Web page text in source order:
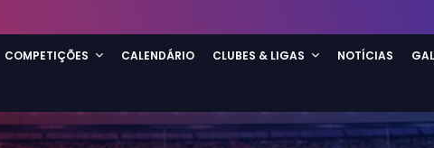
COMPETIÇÕES CALENDÁRIO CLUBES & LIGAS NOTÍCIAS